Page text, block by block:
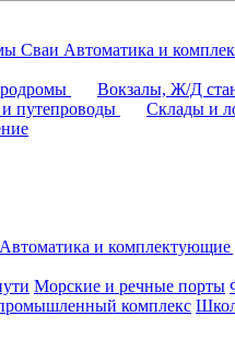
Cваи Автоматика и
Вокзалы, Ж/Д
путепроводы
Склады и
Автоматика и комплектующие
Морские и речные порты
комплекс